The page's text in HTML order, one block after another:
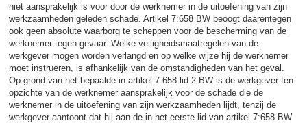
niet aansprakelijk is voor door de werknemer in de uitoefening van zijn
werkzaamheden geleden schade. Artikel 7:658 BW beoogt daarentegen
ook geen absolute waarborg te scheppen voor de bescherming van de
werknemer tegen gevaar. Welke veiligheidsmaatregelen van de
werkgever mogen worden verlangd en op welke wijze hij de werknemer
moet instrueren, is afhankelijk van de omstandigheden van het geval.
Op grond van het bepaalde in artikel 7:658 lid 2 BW is de werkgever ten
opzichte van de werknemer aansprakelijk voor de schade die de
werknemer in de uitoefening van zijn werkzaamheden lijdt, tenzij de
werkgever aantoont dat hij aan de in het eerste lid van artikel 7:658 BW